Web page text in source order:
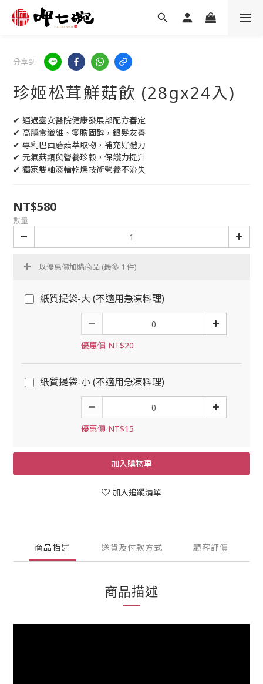
分享到
珍姬松茸鮮菇飲 (28gx24入)
✔ 通過臺安醫院健康發展部配方審定
✔ 高膳食纖維、零膽固醇，銀髮友善
✔ 專利巴西蘑菇萃取物，補充好體力
✔ 元氣菇類與營養珍穀，保護力提升
✔ 獨家雙軸滾輪乾燥技術營養不流失
NT$580
數量
以優惠價加購商品 (最多 1 件)
紙質提袋-大 (不適用急凍料理)
優惠價 NT$20
紙質提袋-小 (不適用急凍料理)
優惠價 NT$15
加入購物車
加入追蹤清單
商品描述 送貨及付款方式 顧客評價
商品描述